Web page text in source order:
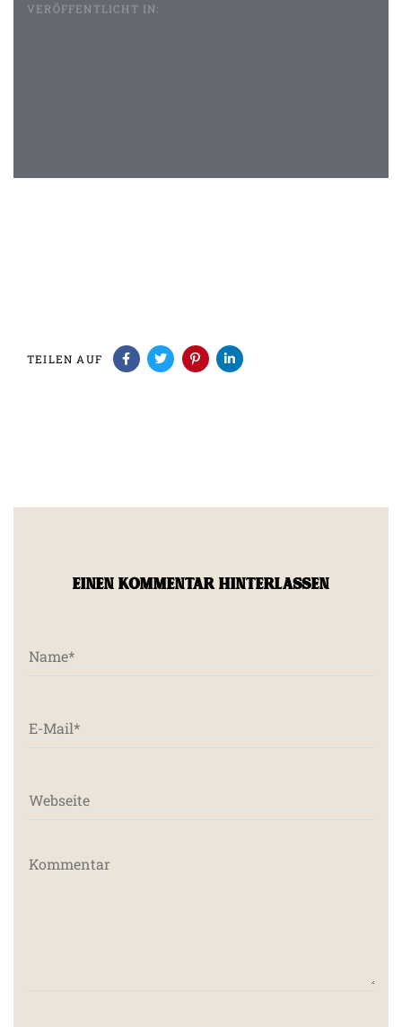
VERÖFFENTLICHT IN:
TEILEN AUF
EINEN KOMMENTAR HINTERLASSEN